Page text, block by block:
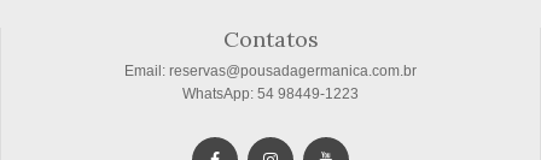
Contatos
Email: reservas@pousadagermanica.com.br
WhatsApp: 54 98449-1223